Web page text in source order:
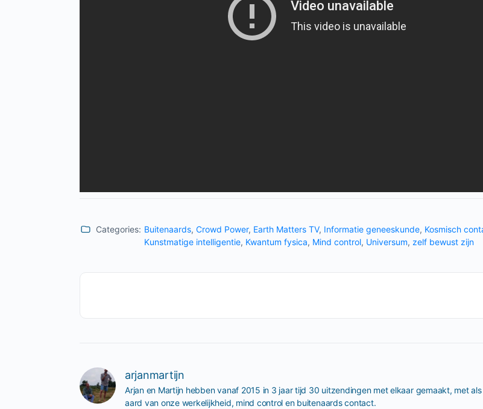
Categories: Buitenaards, Crowd Power, Earth Matters TV, Informatie geneeskunde, Kosmisch
Kunstmatige intelligentie, Kwantum fysica, Mind control, Universum, zelf bewust zijn
arjanmartijn
Arjan en Martijn hebben vanaf 2015 in 3 jaar tijd 30 uitzendingen met elkaar gemaakt, met
aard van onze werkelijkheid, mind control en buitenaards contact.